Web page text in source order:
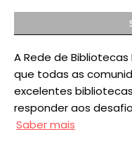
A Rede de
que todas as
excelentes
responder aos
Saber mais